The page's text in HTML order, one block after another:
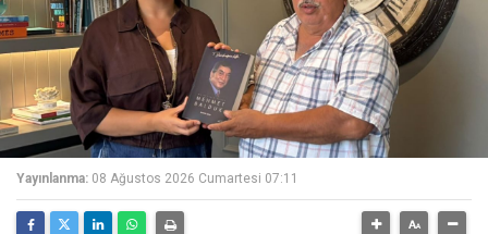
Yayınlanma: 08 Ağustos 2026 Cumartesi 07:11